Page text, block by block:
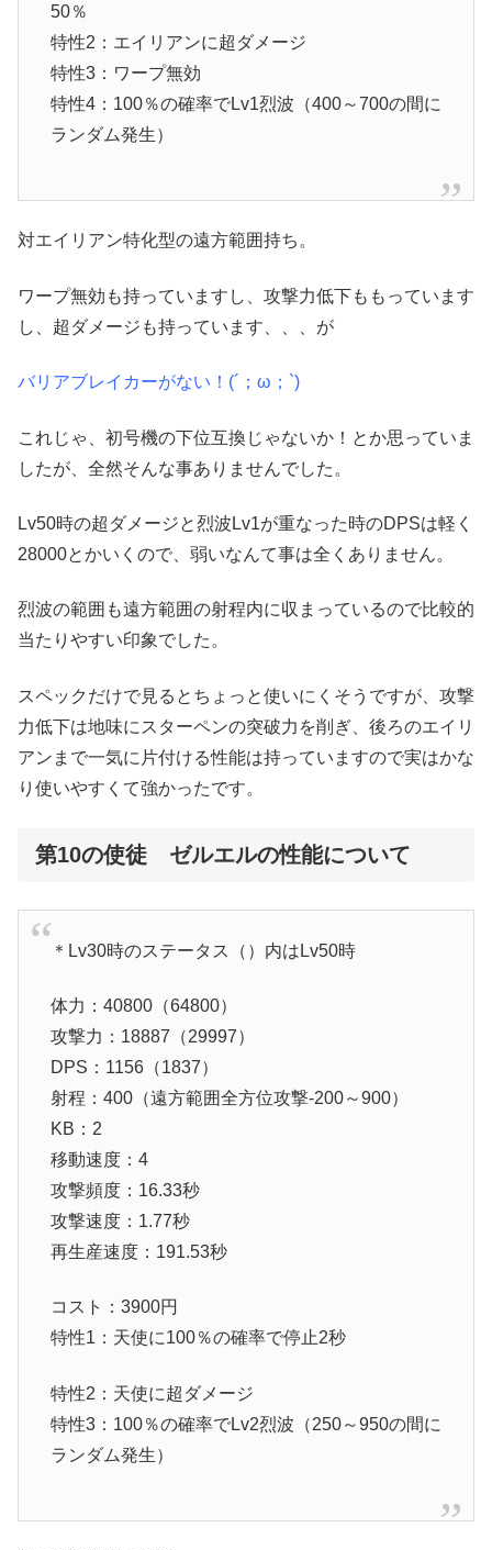
50％
特性2：エイリアンに超ダメージ
特性3：ワープ無効
特性4：100％の確率でLv1烈波（400～700の間に
ランダム発生）
対エイリアン特化型の遠方範囲持ち。
ワープ無効も持っていますし、攻撃力低下ももっています
し、超ダメージも持っています、、、が
バリアブレイカーがない！(´；ω；`)
これじゃ、初号機の下位互換じゃないか！とか思っていま
したが、全然そんな事ありませんでした。
Lv50時の超ダメージと烈波Lv1が重なった時のDPSは軽く
28000とかいくので、弱いなんて事は全くありません。
烈波の範囲も遠方範囲の射程内に収まっているので比較的
当たりやすい印象でした。
スペックだけで見るとちょっと使いにくそうですが、攻撃
力低下は地味にスターペンの突破力を削ぎ、後ろのエイリ
アンまで一気に片付ける性能は持っていますので実はかな
り使いやすくて強かったです。
第10の使徒 ゼルエルの性能について
＊Lv30時のステータス（）内はLv50時
体力：40800（64800）
攻撃力：18887（29997）
DPS：1156（1837）
射程：400（遠方範囲全方位攻撃-200～900）
KB：2
移動速度：4
攻撃頻度：16.33秒
攻撃速度：1.77秒
再生産速度：191.53秒
コスト：3900円
特性1：天使に100％の確率で停止2秒
特性2：天使に超ダメージ
特性3：100％の確率でLv2烈波（250～950の間に
ランダム発生）